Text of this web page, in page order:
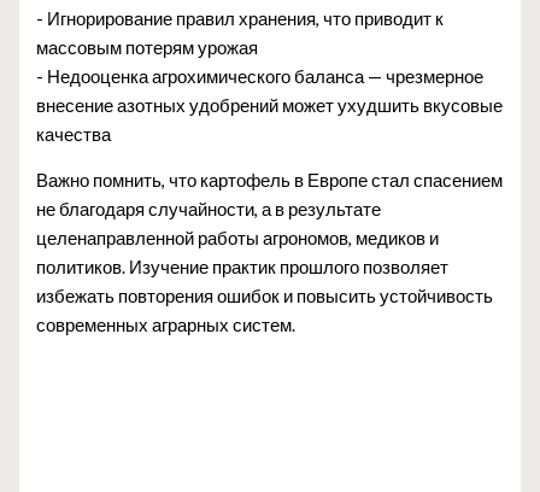
- Игнорирование правил хранения, что приводит к
массовым потерям урожая
- Недооценка агрохимического баланса — чрезмерное
внесение азотных удобрений может ухудшить вкусовые
качества
Важно помнить, что картофель в Европе стал спасением
не благодаря случайности, а в результате
целенаправленной работы агрономов, медиков и
политиков. Изучение практик прошлого позволяет
избежать повторения ошибок и повысить устойчивость
современных аграрных систем.